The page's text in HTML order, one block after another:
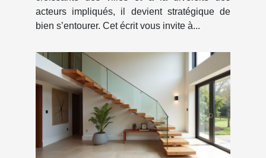
acteurs impliqués, il devient stratégique de
bien s’entourer. Cet écrit vous invite à...